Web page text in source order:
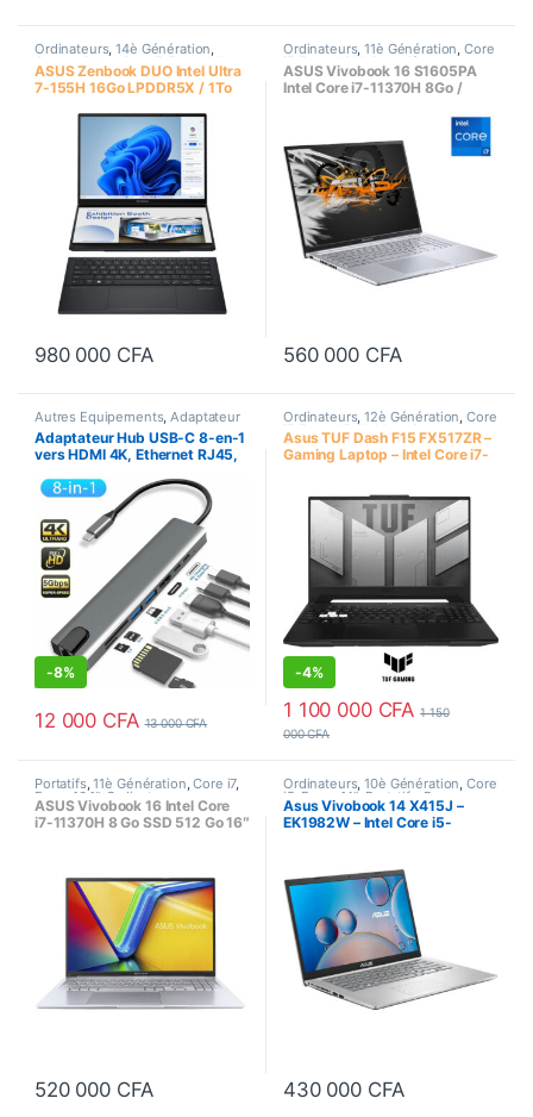
Ordinateurs,14è Génération,
Convertibles Core 7 ,Ecran 14"
Ecran tactile,Portatifs,Processeur
Intel,Sur Commande
ASUS Zenbook DUO Intel Ultra
7-155H 16Go LPDDR5X / 1To
Double Écran tactile WQ+
OLED, 14 pouces- UX8406MA
980 000 CFA
Ordinateurs,11è Génération, Core
i7 ,Ecran 16.1" Portatifs ,
Processeur Intel
ASUS Vivobook 16 S1605PA
Intel Core i7-11370H 8Go /
560 000 CFA
Autres Equipements, Adaptateur
Adaptateur Hub USB-C 8-en-1
vers HDMI 4K, Ethernet RJ45,
2.0, Carte SD/TF, Type C
-8%
12 000 CFA 13 000CFA
Ordinateurs,12è Génération Core
i7 Ecran 15.6" Memoire
Graphique dédié,PC Gameur,
Portatifs ,Processeur Intel,Sur
Commande
Asus TUF Dash F15 FX517ZR –
Gaming Laptop – Intel Core i7-
Pouces
-4%
1 100 000 CFA 1 150
000CFA
Portatifs,11è Génération,Core i7,
Ecran 16.1", Ordinateurs
Processeur Intel
ASUS Vivobook 16 Intel Core
i7-11370H 8 Go SSD 512 Go 16″
520 000 CFA
Ordinateurs,10è Génération, Core
i5 Ecran 14" Portatifs,Processeur
Intel
Asus Vivobook 14 X415J –
EK1982W – Intel Core i5-
430 000 CFA